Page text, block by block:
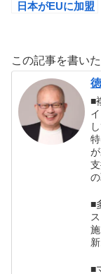
日本がEUに加盟
この記事を書いた
■
■
新
■